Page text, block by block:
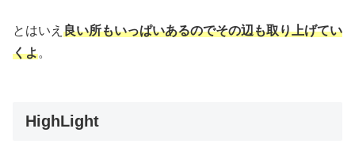
とはいえ 良い所もいっぱいあるのでその辺も取り上げてい
くよ。
HighLight